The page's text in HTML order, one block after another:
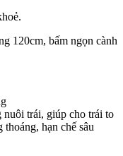
120cm, bấm ngọn cành
nuôi trái, giúp cho trái to
hạn chế sâu